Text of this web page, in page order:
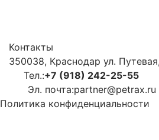
Контакты
350038, Краснодар ул.
Тел.:+7 (918) 242-25-55
Эл. почта:partner@petrax.ru
Политика конфиденциальности